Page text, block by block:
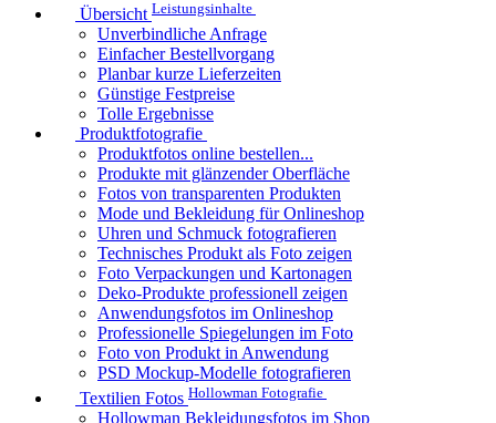
Übersicht Leistungsinhalte
Unverbindliche Anfrage
Einfacher Bestellvorgang
Planbar kurze Lieferzeiten
Günstige Festpreise
Tolle Ergebnisse
Produktfotografie
Produktfotos online bestellen...
Produkte mit glänzender Oberfläche
Fotos von transparenten Produkten
Mode und Bekleidung für Onlineshop
Uhren und Schmuck fotografieren
Technisches Produkt als Foto zeigen
Foto Verpackungen und Kartonagen
Deko-Produkte professionell zeigen
Anwendungsfotos im Onlineshop
Professionelle Spiegelungen im Foto
Foto von Produkt in Anwendung
PSD Mockup-Modelle fotografieren
Textilien Fotos Hollowman Fotografie
Hollowman Bekleidungsfotos im Shop